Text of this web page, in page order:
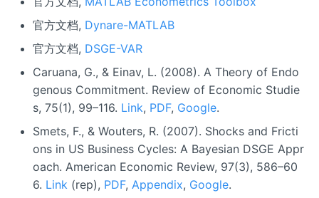
官方文档, Dynare-MATLAB
官方文档, DSGE-VAR
Caruana, G., & Einav, L. (2008). A Theory of Endo
genous Commitment. Review of Economic Studie
s, 75(1), 99–116. Link, PDF, Google.
Smets, F., & Wouters, R. (2007). Shocks and Fricti
ons in US Business Cycles: A Bayesian DSGE Appr
oach. American Economic Review, 97(3), 586–60
6. Link (rep), PDF, Appendix, Google.